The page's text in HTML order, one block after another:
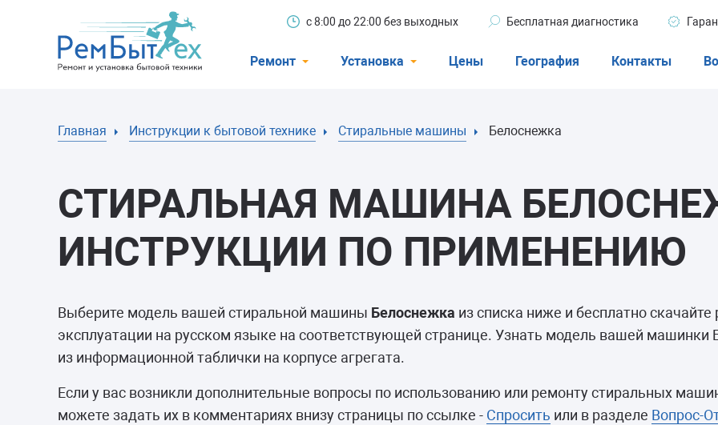
с 8:00 до 22:00 без выходных Бесплатная диагностика
Ремонт
Стиральные машины
Телевизоры
Варочные панели
Морозильные камеры
Сушильные машины
Установка
Посудомоечные машины
Цены География Контакты
Главная Инструкции к бытовой технике Стиральные машины Белоснежка
СТИРАЛЬНАЯ МАШИНА
ИНСТРУКЦИИ ПО ПРИМЕНЕНИЮ
Выберите модель вашей стиральной машины Белоснежка из списка ниже и бесплатно скачайте
эксплуатации на русском языке на соответствующей странице. Узнать модель вашей
из информационной таблички на корпусе агрегата.
Если у вас возникли дополнительные вопросы по использованию или ремонту стиральных
можете задать их в комментариях внизу страницы по ссылке - Спросить или в разделе Вопрос-